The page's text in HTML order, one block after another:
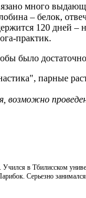
много
– белок,
120 дней
практик.
было
парные
возможно
в Тбилисском
Серьезно